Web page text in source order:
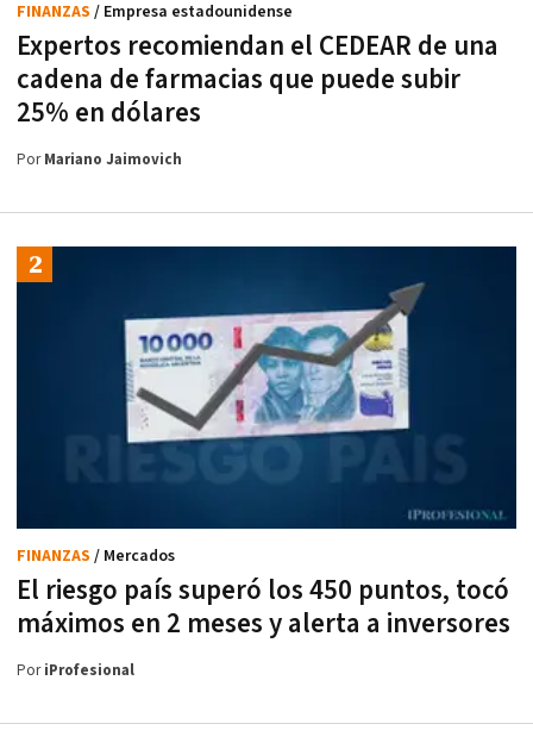
Expertos recomiendan el CEDEAR de una
cadena de farmacias que puede subir
25% en dólares
FINANZAS / Empresa estadounidense
PorMariano Jaimovich
El riesgo país superó los 450 puntos, tocó
máximos en 2 meses y alerta a inversores
FINANZAS / Mercados
PoriProfesional